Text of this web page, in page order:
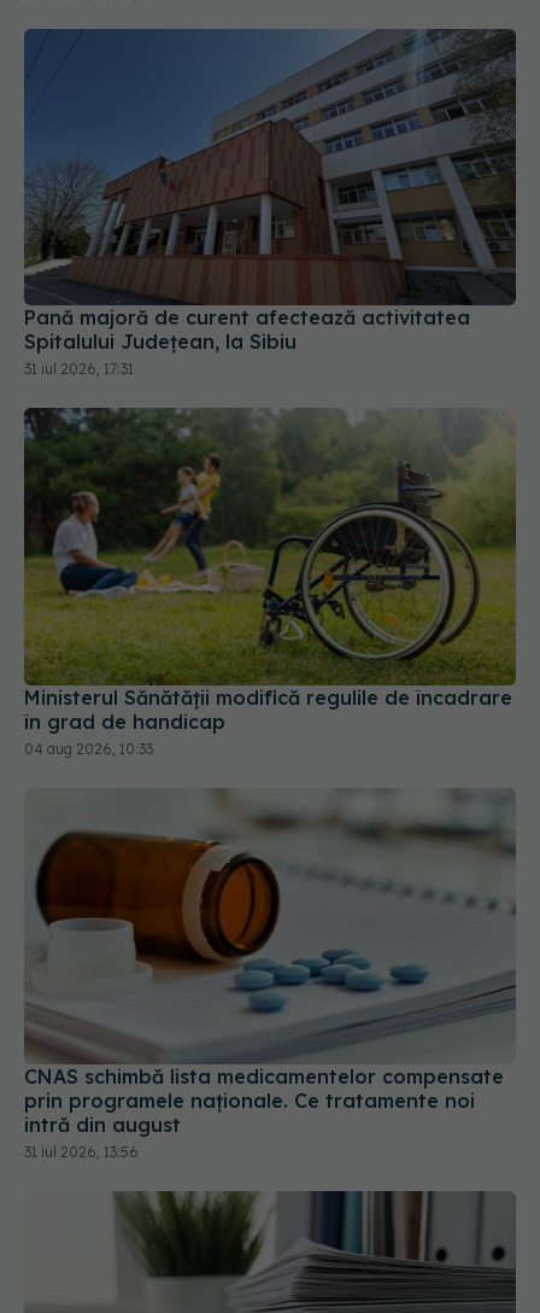
Pană majoră de curent afectează activitatea
Spitalului Județean, la Sibiu
31 iul 2026, 17:31
Ministerul Sănătății modifică regulile de încadrare
în grad de handicap
04 aug 2026, 10:33
CNAS schimbă lista medicamentelor compensate
prin programele naționale. Ce tratamente noi
intră din august
31 iul 2026, 13:56